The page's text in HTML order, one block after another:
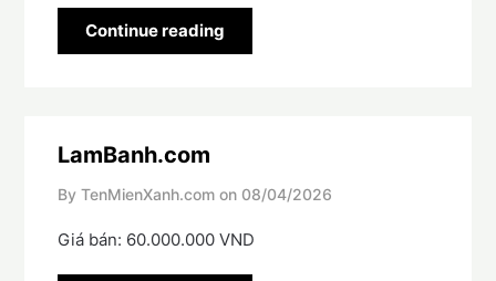
Continue reading
LamBanh.com
By TenMienXanh.com on 08/04/2026
Giá bán: 60.000.000 VND